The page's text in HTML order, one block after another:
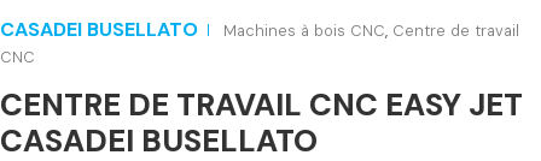
CASADEI BUSELLATO Machines à bois CNC, Centre de travail
CNC
CENTRE DE TRAVAIL CNC EASY JET
CASADEI BUSELLATO